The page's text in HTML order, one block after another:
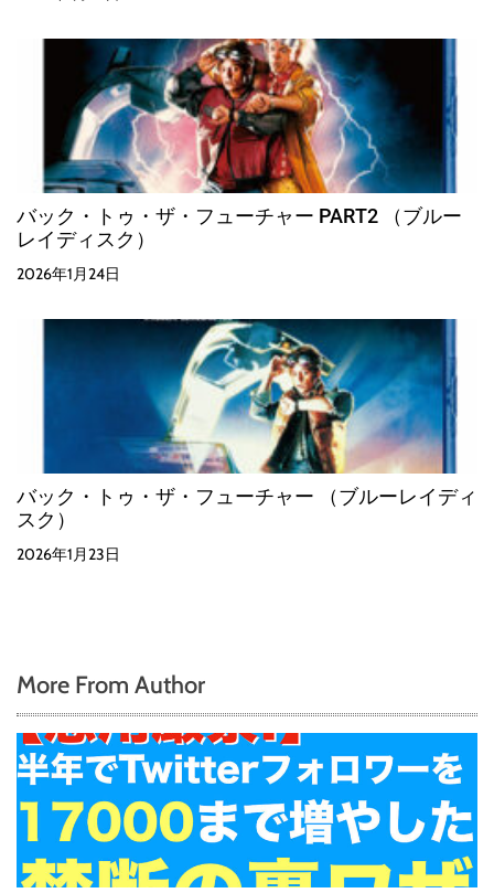
バック・トゥ・ザ・フューチャー PART2 （ブルー
レイディスク）
2026年1月24日
バック・トゥ・ザ・フューチャー （ブルーレイディ
スク）
2026年1月23日
More From Author